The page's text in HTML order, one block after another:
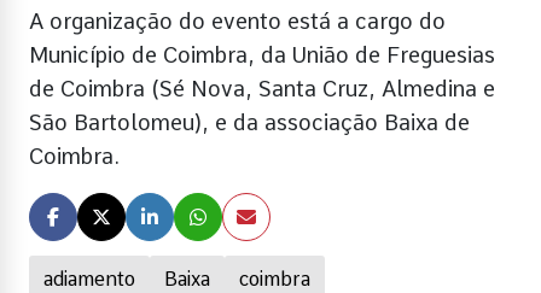
adiamento Baixa coimbra
A organização do evento está a cargo do
Município de Coimbra, da União de Freguesias
de Coimbra (Sé Nova, Santa Cruz, Almedina e
São Bartolomeu), e da associação Baixa de
Coimbra.